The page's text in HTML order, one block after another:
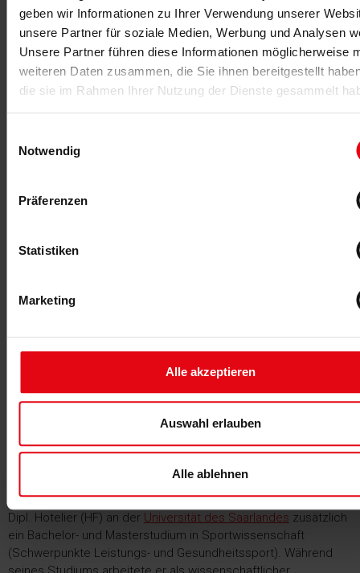
geben wir Informationen zu Ihrer Verwendung unserer
unsere Partner für soziale Medien, Werbung und Analysen
Unsere Partner führen diese Informationen möglicherweise
weiteren Daten zusammen, die Sie ihnen bereitgestellt
die sie im Rahmen Ihrer Nutzung der Dienste gesammelt
Notwendig
Präferenzen
Statistiken
Marketing
Alle akzeptieren
Auswahl erlauben
Alle ablehnen
ist seit 2017 Teil des fM Online- & Print-
Redaktionsteams und leitet die Wissenschaftsredaktion: Nach
und mehreren Jahren Führungserfahrung in der
internationalen Sport- und Wellnesshotellerie absolvierte der
Dipl. Hotelier (HF) an der Universität des Saarlandes zusätzlich
ein Bachelor- und Masterstudium in Sportwissenschaft
(Schwerpunkte Leistungs- und Gesundheitssport). Während